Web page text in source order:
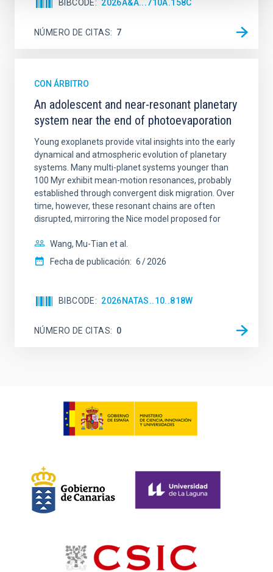
BIBCODE 2026A&A...710A.158C
NÚMERO DE CITAS 7
CON ÁRBITRO
An adolescent and near-resonant planetary
system near the end of photoevaporation
Young exoplanets provide vital insights into the early
dynamical and atmospheric evolution of planetary
systems. Many multi-planet systems younger than
100 Myr exhibit mean-motion resonances, probably
established through convergent disk migration. Over
time, however, these resonant chains are often
disrupted, mirroring the Nice model proposed for
Wang, Mu-Tian et al.
Fecha de publicación: 6 2026
BIBCODE 2026NATAS..10..818W
NÚMERO DE CITAS 0